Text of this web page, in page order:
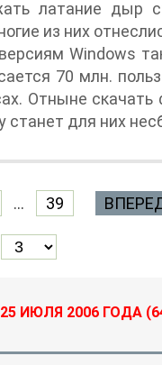
латание дыр
из них
Windows
70 млн.
Отныне
станет для них
... 39
ИЮЛЯ 2006 ГОДА